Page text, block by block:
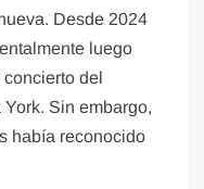
Desde 2024
luego
del
Sin embargo,
había reconocido